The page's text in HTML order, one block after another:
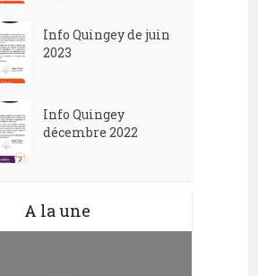
Info Quingey de juin
2023
Info Quingey
décembre 2022
A la une